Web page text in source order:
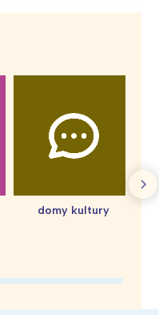
domy kultury